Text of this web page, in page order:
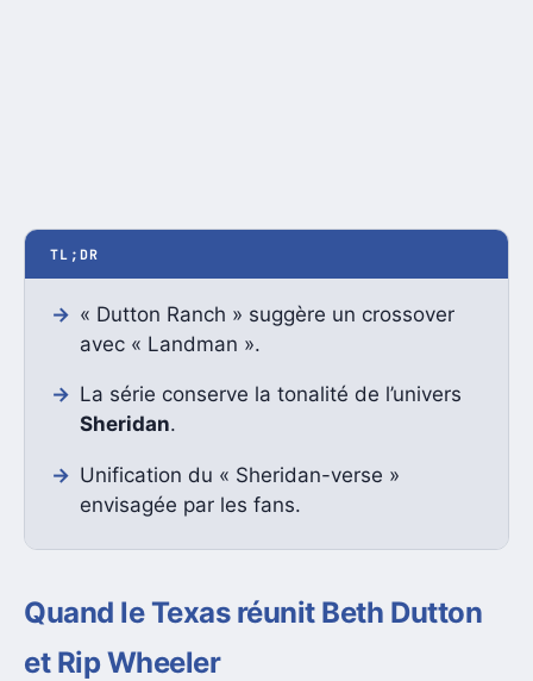
TL;DR
« Dutton Ranch » suggère un crossover
avec « Landman ».
La série conserve la tonalité de l’univers
Sheridan.
Unification du « Sheridan-verse »
envisagée par les fans.
Quand le Texas réunit Beth Dutton
et Rip Wheeler